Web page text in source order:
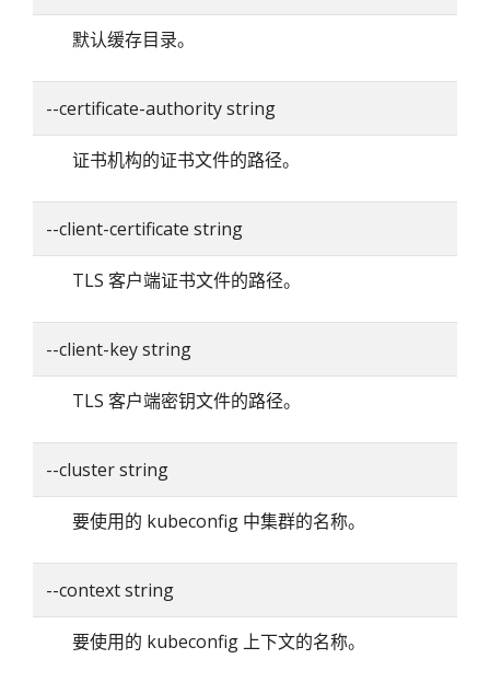
默认缓存目录。
--certificate-authority string
证书机构的证书文件的路径。
--client-certificate string
TLS 客户端证书文件的路径。
--client-key string
TLS 客户端密钥文件的路径。
--cluster string
要使用的 kubeconfig 中集群的名称。
--context string
要使用的 kubeconfig 上下文的名称。